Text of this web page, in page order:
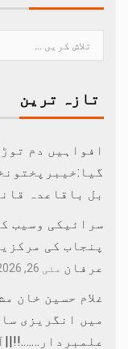
تازہ ترین
افواہیں دم
بل باقاعدہ
سرائیکی وسیب
پنجاب کی
عرفان مئی 26, 2026
غلام حسین خان
میں انگریزی